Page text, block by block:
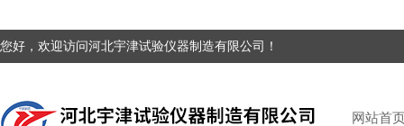
您好，欢迎访问河北宇津试验仪器制造有限公司！
网站首